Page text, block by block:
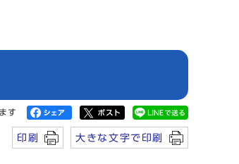
す
印刷 大きな文字で印刷